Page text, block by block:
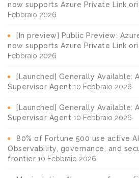
now supports Azure Private Link
Febbraio 2026
[In preview] Public Preview:
now supports Azure Private Link
Febbraio 2026
[Launched] Generally Available:
Supervisor Agent 10 Febbraio 2026
[Launched] Generally Available:
Supervisor Agent 10 Febbraio 2026
80% of Fortune 500 use active
Observability, governance, and
frontier 10 Febbraio 2026